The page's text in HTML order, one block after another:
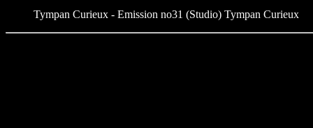
Tympan Curieux - Emission no31 (Studio) Tympan Curieux